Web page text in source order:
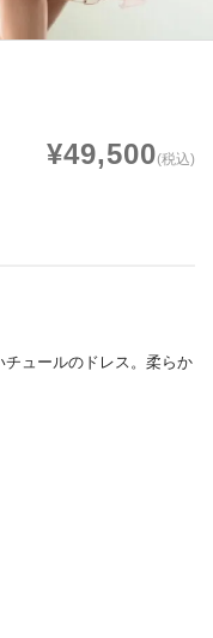
¥49,500(税込)
ュールのドレス。柔らか